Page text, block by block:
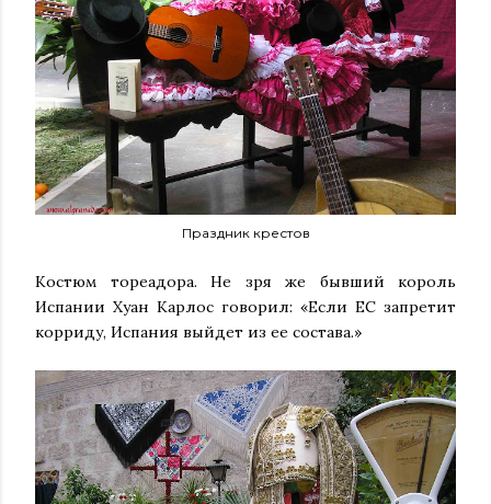
Праздник крестов
Костюм тореадора. Не зря же бывший король
Испании Хуан Карлос говорил: «Если ЕС запретит
корриду, Испания выйдет из ее состава.»